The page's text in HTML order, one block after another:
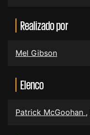
Realizado por
Mel Gibson
Elenco
Patrick McGoohan ,